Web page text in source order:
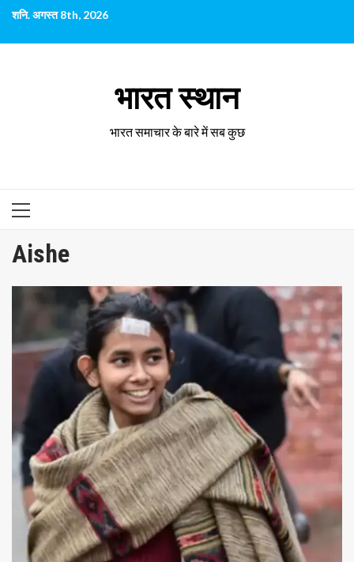
छोड़कर
पर
शनि. अगस्त 8th, 2026
भारत स्थान
भारत समाचार के बारे में सब कुछ
प्राथमिक
Aishe